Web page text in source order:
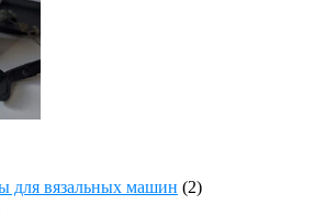
для вязальных машин (2)